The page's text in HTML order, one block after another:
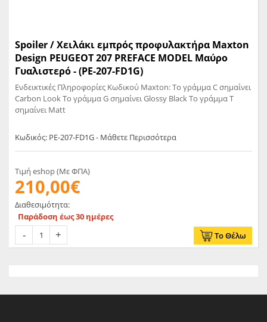
Spoiler / Χειλάκι εμπρός προφυλακτήρα Maxton
Design PEUGEOT 207 PREFACE MODEL Μαύρο
Γυαλιστερό - (PE-207-FD1G)
Ενδεικτικές Πληροφορίες Κωδικού Maxton: Το γράμμα C σημαίνει
Carbon Look Το γράμμα G σημαίνει Glossy Black Το γράμμα T
σημαίνει Matt
Κωδικός: PE-207-FD1G - Μάθετε Περισσότερα
Τιμή eshop (Με ΦΠΑ)
210,00€
Διαθεσιμότητα:
Παράδοση έως 30 ημέρες
Το Θέλω